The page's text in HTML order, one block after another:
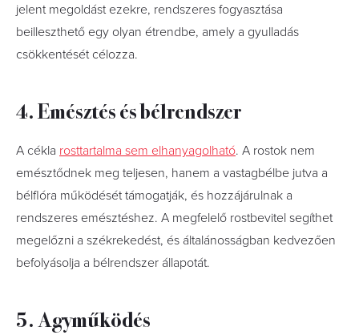
jelent megoldást ezekre, rendszeres fogyasztása
beilleszthető egy olyan étrendbe, amely a gyulladás
csökkentését célozza.
4. Emésztés és bélrendszer
A cékla rosttartalma sem elhanyagolható. A rostok nem
emésztődnek meg teljesen, hanem a vastagbélbe jutva a
bélflóra működését támogatják, és hozzájárulnak a
rendszeres emésztéshez. A megfelelő rostbevitel segíthet
megelőzni a székrekedést, és általánosságban kedvezően
befolyásolja a bélrendszer állapotát.
5. Agyműködés